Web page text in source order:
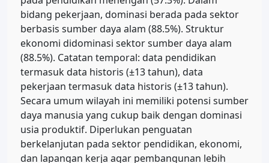
bidang pekerjaan, dominasi berada pada sektor
berbasis sumber daya alam (88.5%). Struktur
ekonomi didominasi sektor sumber daya alam
(88.5%). Catatan temporal: data pendidikan
termasuk data historis (±13 tahun), data
pekerjaan termasuk data historis (±13 tahun).
Secara umum wilayah ini memiliki potensi sumber
daya manusia yang cukup baik dengan dominasi
usia produktif. Diperlukan penguatan
berkelanjutan pada sektor pendidikan, ekonomi,
dan lapangan kerja agar pembangunan lebih